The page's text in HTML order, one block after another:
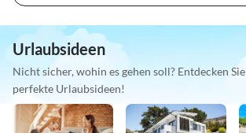
Urlaubsideen
Nicht sicher, wohin es gehen soll? Entdecken Sie
perfekte Urlaubsideen!